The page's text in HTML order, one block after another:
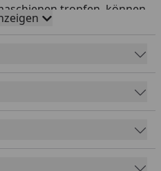
tropfen, können
Grillgut wieder
Aromaschienen gibt es
Set und sind 62